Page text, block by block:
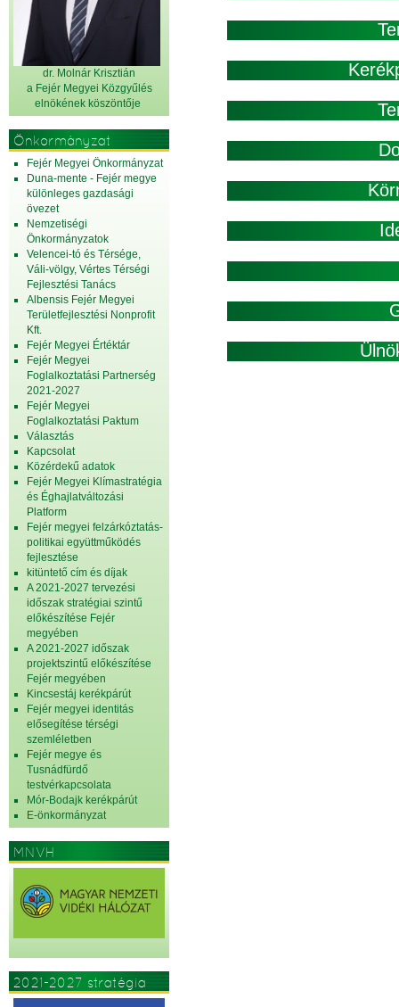
dr. Molnár Krisztián
a Fejér Megyei Közgyűlés
elnökének köszöntője
Önkormányzat
Fejér Megyei Önkormányzat
Duna-mente - Fejér megye
különleges gazdasági
övezet
Nemzetiségi
Önkormányzatok
Velencei-tó és Térsége,
Váli-völgy, Vértes Térségi
Fejlesztési Tanács
Albensis Fejér Megyei
Területfejlesztési Nonprofit
Kft.
Fejér Megyei Értéktár
Fejér Megyei
Foglalkoztatási Partnerség
2021-2027
Fejér Megyei
Foglalkoztatási Paktum
Választás
Kapcsolat
Közérdekű adatok
Fejér Megyei Klímastratégia
és Éghajlatváltozási
Platform
Fejér megyei felzárkóztatás-
politikai együttműködés
fejlesztése
kitüntető cím és díjak
A 2021-2027 tervezési
időszak stratégiai szintű
előkészítése Fejér
megyében
A 2021-2027 időszak
projektszintű előkészítése
Fejér megyében
Kincsestáj kerékpárút
Fejér megyei identitás
elősegítése térségi
szemléletben
Fejér megye és
Tusnádfürdő
testvérkapcsolata
Mór-Bodajk kerékpárút
E-önkormányzat
MNVH
2021-2027 stratégia